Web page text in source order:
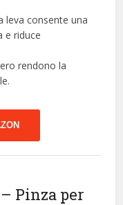
leva consente una
e riduce
rendono la
– Pinza per